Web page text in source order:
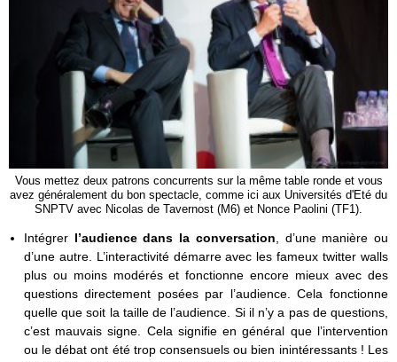
Vous mettez deux patrons concurrents sur la même table ronde et vous
avez généralement du bon spectacle, comme ici aux Universités d'Eté du
SNPTV avec Nicolas de Tavernost (M6) et Nonce Paolini (TF1).
Intégrer l’audience dans la conversation , d’une manière ou
d’une autre. L’interactivité démarre avec les fameux twitter walls
plus ou moins modérés et fonctionne encore mieux avec des
questions directement posées par l’audience. Cela fonctionne
quelle que soit la taille de l’audience. Si il n’y a pas de questions,
c’est mauvais signe. Cela signifie en général que l’intervention
ou le débat ont été trop consensuels ou bien inintéressants ! Les